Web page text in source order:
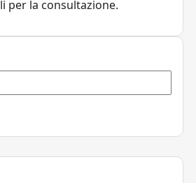
per la consultazione.